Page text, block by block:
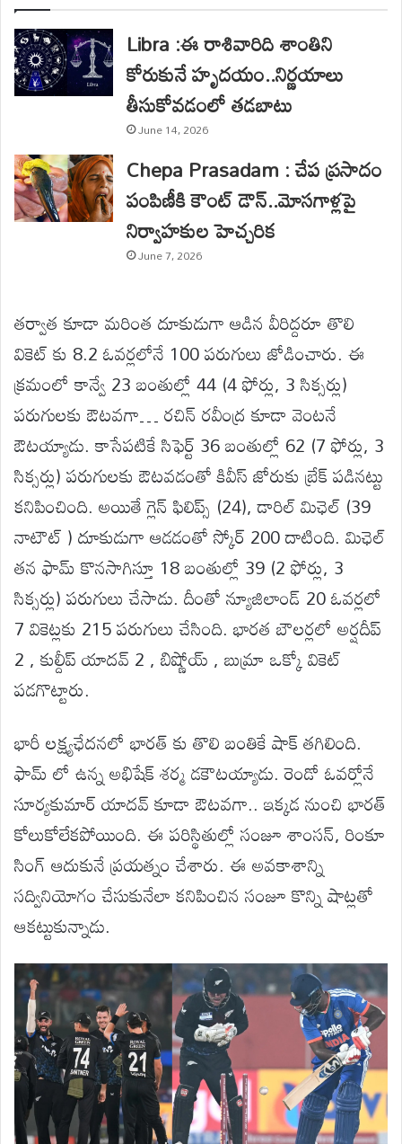
Libra :ఈ రాశివారిది శాంతిని
కోరుకునే హృదయం..నిర్ణయాలు
తీసుకోవడంలో తడబాటు
June 14, 2026
Chepa Prasadam : చేప ప్రసాదం
పంపిణీకి కౌంట్ డౌన్..మోసగాళ్లపై
నిర్వాహకుల హెచ్చరిక
June 7, 2026
తర్వాత కూడా మరింత దూకుడుగా ఆడిన వీరిద్దరూ తొలి
వికెట్ కు 8.2 ఓవర్లలోనే 100 పరుగులు జోడించారు. ఈ
క్రమంలో కాన్వే 23 బంతుల్లో 44 (4 ఫోర్లు, 3 సిక్సర్లు)
పరుగులకు ఔటవగా… రచిన్ రవీంద్ర కూడా వెంటనే
ఔటయ్యాడు. కాసేపటికే సిఫెర్ట్ 36 బంతుల్లో 62 (7 ఫోర్లు, 3
సిక్సర్లు) పరుగులకు ఔటవడంతో కివీస్ జోరుకు బ్రేక్ పడినట్టు
కనిపించింది. అయితే గ్లెన్ ఫిలిప్స్ (24), డారిల్ మిఛెల్ (39
నాటౌట్ ) దూకుడుగా ఆడడంతో స్కోర్ 200 దాటింది. మిఛెల్
తన ఫామ్ కొనసాగిస్తూ 18 బంతుల్లో 39 (2 ఫోర్లు, 3
సిక్సర్లు) పరుగులు చేసాడు. దీంతో న్యూజిలాండ్ 20 ఓవర్లలో
7 వికెట్లకు 215 పరుగులు చేసింది. భారత బౌలర్లలో అర్షదీప్
2 , కుల్దీప్ యాదవ్ 2 , బిష్ణోయ్ , బుమ్రా ఒక్కో వికెట్
పడగొట్టారు.
భారీ లక్ష్యఛేదనలో భారత్ కు తొలి బంతికే షాక్ తగిలింది.
ఫామ్ లో ఉన్న అభిషేక్ శర్మ డకౌటయ్యాడు. రెండో ఓవర్లోనే
సూర్యకుమార్ యాదవ్ కూడా ఔటవగా.. ఇక్కడ నుంచి భారత్
కోలుకోలేకపోయింది. ఈ పరిస్థితుల్లో సంజూ శాంసన్, రింకూ
సింగ్ ఆదుకునే ప్రయత్నం చేశారు. ఈ అవకాశాన్ని
సద్వినియోగం చేసుకునేలా కనిపించిన సంజూ కొన్ని షాట్లతో
ఆకట్టుకున్నాడు.